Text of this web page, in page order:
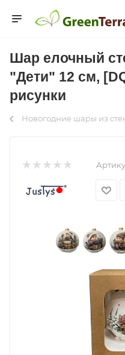
Шар елочный
"Дети" 12 см,
рисунки
Новогодние шары из